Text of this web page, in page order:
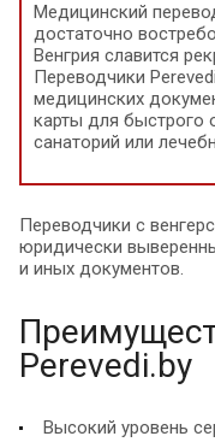
Медицинский
достаточно
Венгрия славится
Переводчики
медицинских
карты для быстрого
санаторий или
Переводчики с
юридически
и иных документов.
Perevedi.by
Высокий уровень